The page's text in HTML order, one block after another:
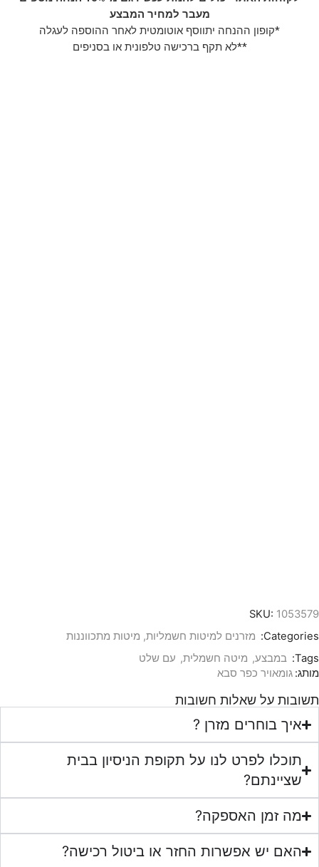
מעבר למחיר המבצע
*קופון ההנחה יתווסף אוטומטית לאחר ההוספה לעגלה
**לא תקף ברכישה טלפונית או בסניפים
SKU: 1053579
Categories:
מזרנים למיטות חשמליות, מיטות מתכווננות
Tags:
במבצע, מיטה חשמלית, עם שלט
מותג: גומאויר כפר סבא
תשובות על שאלות חשובות
איך בוחרים מזרן ?
תוכלו לפרט לנו על תקופת הניסיון בבית
שציינתם?
מה זמן האספקה?
האם יש אפשרות החזר או ביטול רכישה?